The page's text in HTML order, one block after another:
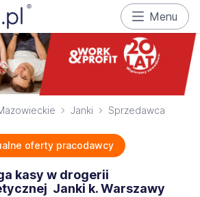
Menu
Janki Sprzedawca
oferty pracodawcy
kasy w drogerii
Janki k. Warszawy